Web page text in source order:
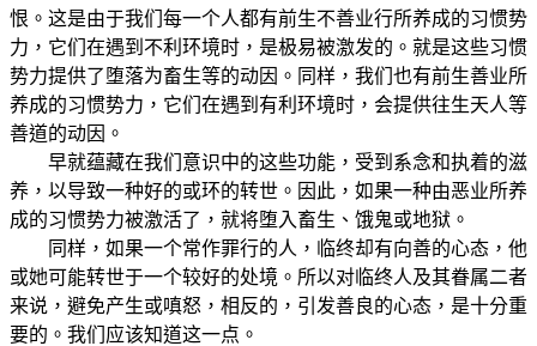
恨。这是由于我们每一个人都有前生不善业行所养成的习惯势
力，它们在遇到不利环境时，是极易被激发的。就是这些习惯
势力提供了堕落为畜生等的动因。同样，我们也有前生善业所
养成的习惯势力，它们在遇到有利环境时，会提供往生天人等
善道的动因。
早就蕴藏在我们意识中的这些功能，受到系念和执着的滋
养，以导致一种好的或环的转世。因此，如果一种由恶业所养
成的习惯势力被激活了，就将堕入畜生、饿鬼或地狱。
同样，如果一个常作罪行的人，临终却有向善的心态，他
或她可能转世于一个较好的处境。所以对临终人及其眷属二者
来说，避免产生或嗔怒，相反的，引发善良的心态，是十分重
要的。我们应该知道这一点。